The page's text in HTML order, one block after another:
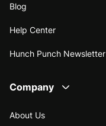
Blog
Help Center
Hunch Punch Newsletter
Company
About Us